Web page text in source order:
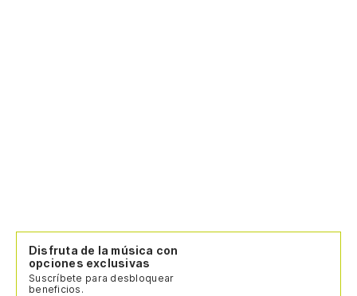
Disfruta de la música con
opciones exclusivas
Suscríbete para desbloquear
beneficios.